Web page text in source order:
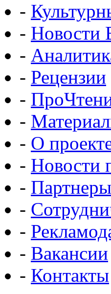
-
- Новости
-
- Рецензии
-
-
- О
- Новости
- Партнеры
-
-
- Вакансии
- Контакты